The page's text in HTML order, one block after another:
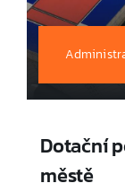
Dotační
městě